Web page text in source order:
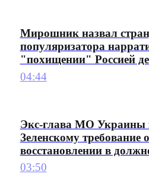
Мирошник назвал
популяризатора
"похищении" Россией
04:44
Экс-глава МО Украины
Зеленскому требование о
восстановлении в
03:50